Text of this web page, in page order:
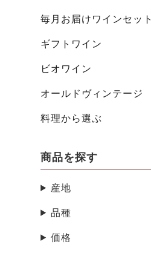
毎月お届けワインセット
ギフトワイン
ビオワイン
オールドヴィンテージ
料理から選ぶ
商品を探す
産地
品種
価格